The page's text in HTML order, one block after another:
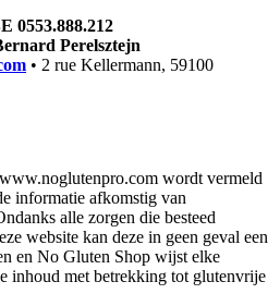
0553.888.212
Perelsztejn
• 2 rue Kellermann, 59100
wordt vermeld
informatie afkomstig van
alle zorgen die besteed
website kan deze in geen geval een
en No Gluten Shop wijst elke
inhoud met betrekking tot glutenvrije